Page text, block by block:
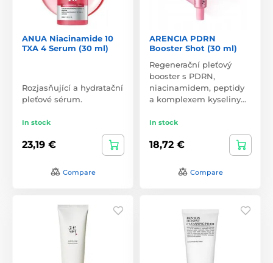
ANUA Niacinamide 10
TXA 4 Serum (30 ml)
Rozjasňující a hydratační
pleťové sérum.
In stock
23,19 €
Compare
ARENCIA PDRN
Booster Shot (30 ml)
Regenerační pleťový
booster s PDRN,
niacinamidem, peptidy
a komplexem kyseliny…
In stock
18,72 €
Compare